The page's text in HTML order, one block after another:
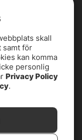
av5
skall
samt för
kan komma
personlig
Privacy Policy
.